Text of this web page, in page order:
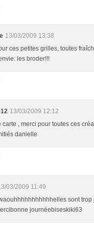
13/03/2009 13:38
ces petites grilles, toutes
les broder!!!
13/03/2009 12:12
carte , merci pour toutes ces
danielle
03/2009 11:49
sont trop
journéebiseskiki63